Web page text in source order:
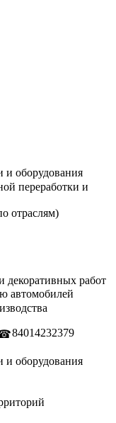
и оборудования
переработки и
отраслям)
декоративных работ
автомобилей
84014232379
и оборудования